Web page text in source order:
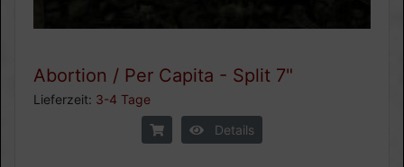
Abortion / Per Capita - Split 7"
Lieferzeit: 3-4 Tage
Details